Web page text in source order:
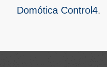
Domótica Control4.